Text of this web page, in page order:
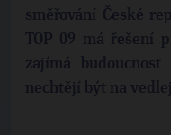
směřování České
TOP 09 má řešení
zajímá
nechtějí být na